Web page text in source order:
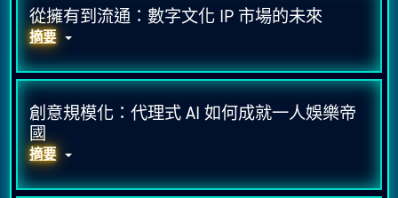
從擁有到流通：數字文化 IP 市場的未來
摘要
創意規模化：代理式 AI 如何成就一人娛樂帝
國​
摘要